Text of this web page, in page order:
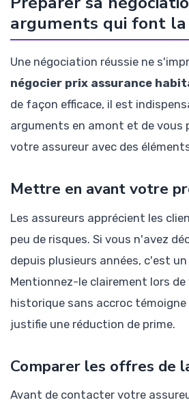
arguments qui font
Une négociation réussie ne
négocier prix assurance
de façon efficace, il est
arguments en amont et de vous
votre assureur avec des
Mettre en avant votre
Les assureurs apprécient les
peu de risques. Si vous n'avez
depuis plusieurs années, c'est
Mentionnez-le clairement lors
historique sans accroc
justifie une réduction de prime.
Comparer les offres de
Avant de contacter votre